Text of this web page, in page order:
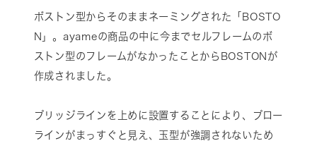
ボストン型からそのままネーミングされた「BOSTO
N」。ayameの商品の中に今までセルフレームのボ
ストン型のフレームがなかったことからBOSTONが
作成されました。
ブリッジラインを上めに設置することにより、ブロー
ラインがまっすぐと見え、玉型が強調されないため